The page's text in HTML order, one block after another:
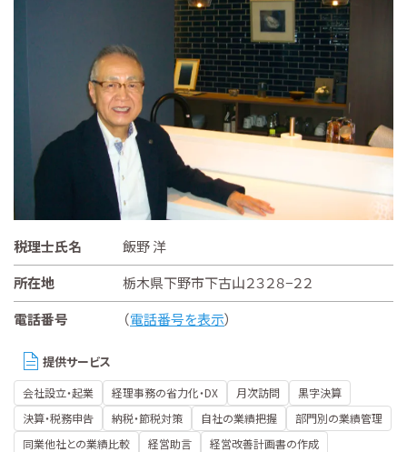
税理士氏名
飯野 洋
所在地
栃木県下野市下古山２３２８−２２
電話番号
（電話番号を表示）
提供サービス
会社設立・起業 経理事務の省力化・DX 月次訪問
黒字決算
決算・税務申告
納税・節税対策 自社の業績把握
部門別の業績管理
同業他社との業績比較
経営助言
経営改善計画書の作成